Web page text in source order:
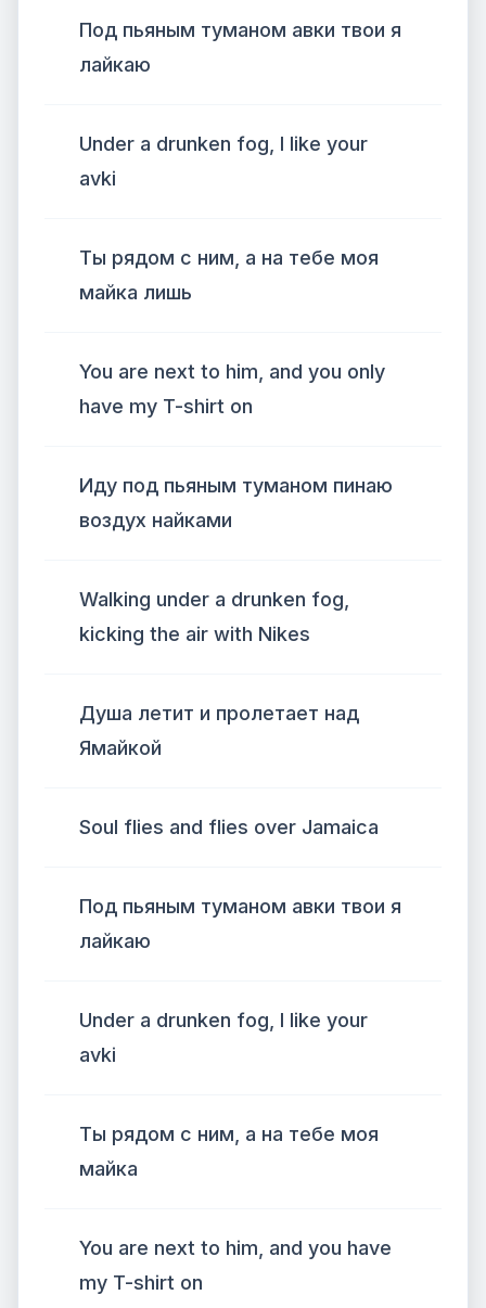
Под пьяным туманом авки твои я
лайкаю
Under a drunken fog, I like your
avki
Ты рядом с ним, а на тебе моя
майка лишь
You are next to him, and you only
have my T-shirt on
Иду под пьяным туманом пинаю
воздух найками
Walking under a drunken fog,
kicking the air with Nikes
Душа летит и пролетает над
Ямайкой
Soul flies and flies over Jamaica
Под пьяным туманом авки твои я
лайкаю
Under a drunken fog, I like your
avki
Ты рядом с ним, а на тебе моя
майка
You are next to him, and you have
my T-shirt on